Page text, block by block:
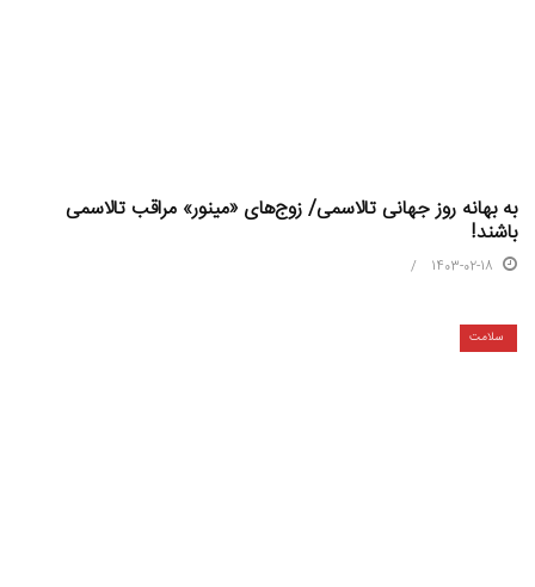
به بهانه روز جهانی تالاسمی/ زوج‌های «مینور» مراقب تالاسمی
باشند!
1403-02-18
سلامت